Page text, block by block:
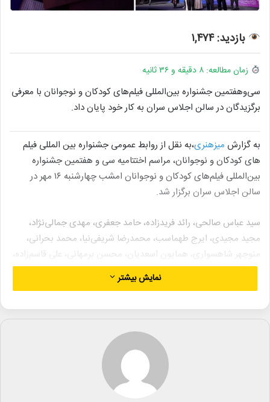
بازدید: ۱,۴۷۴
زمان مطالعه: ۸ دقیقه و ۳۶ ثانیه
سی‌وهفتمین جشنواره بین‌المللی فیلم‌های کودکان و نوجوانان با معرفی
برگزیدگان در سالن اجلاس سران به کار خود پایان داد.
به گزارش میزهنری،به نقل از روابط‌ عمومی جشنواره بین المللی فیلم
های کودکان و نوجوانان، مراسم اختتامیه سی و هفتمین جشنواره
بین‌المللی فیلم‌های کودکان و نوجوانان امشب چهارشنبه ۱۶ مهر در
سالن اجلاس سران برگزار شد.
سید عباس صالحی، رائد فریدزاده، حامد جعفری، مهدی جمالی‌نژاد،
مجید مجیدی، ایرج طهماسب، محمدرضا شریفی‌نیا، محمد بحرانی،
منوچهر شاهسواری، همایون اسعدیان، محسن برمهانی، علی قاسم‌زاده،
علیرضا رضاداد، علیرضا تابش، داریوش فرضیایی، یوسف تیموری، حبیب
ایل‌بیگی، سید جواد هاشمی، حامد علامتی، بهروز شعیبی، کمال حیدری،
زهره شکوفنده، منیر قیدی، غزل شاکری، آزیتا حاجیان، سامان احتشامی،
آرش معیریان، مهین جواهریان، مستانه مهاجر، نفس بازغی، سهیل
موفق، محمود کریمی از جمله حاضران در مراسم بودند.
این مراسم با قرائت آیاتی چند از کلام‌الله مجید توسط قاری نوجوان و
پخش سرود ملی جمهوری اسلامی ایران آغاز شد.
نمایش بیشتر